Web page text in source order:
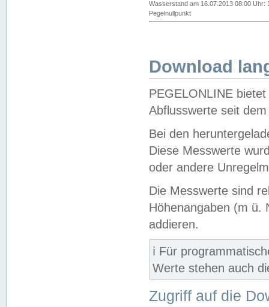
Wasserstand am 16.07.2013 08:00 Uhr:
Pegelnullpunkt
Download
PEGELONLINE
Abflusswerte seit
Bei den
Diese Messwerte
oder andere
Die Messwerte sind
Höhenangaben (m ü.
addieren.
ℹ️ Für
Werte stehen auch
Zugriff auf die